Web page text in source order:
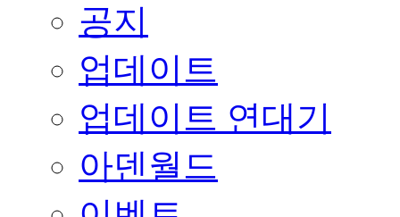
공지
업데이트
업데이트 연대기
아덴월드